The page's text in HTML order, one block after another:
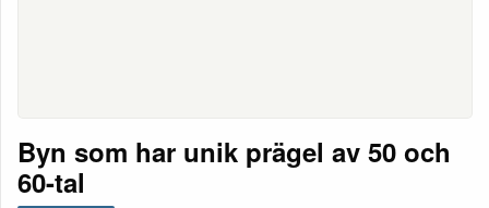
Byn som har unik prägel av 50 och
60-tal